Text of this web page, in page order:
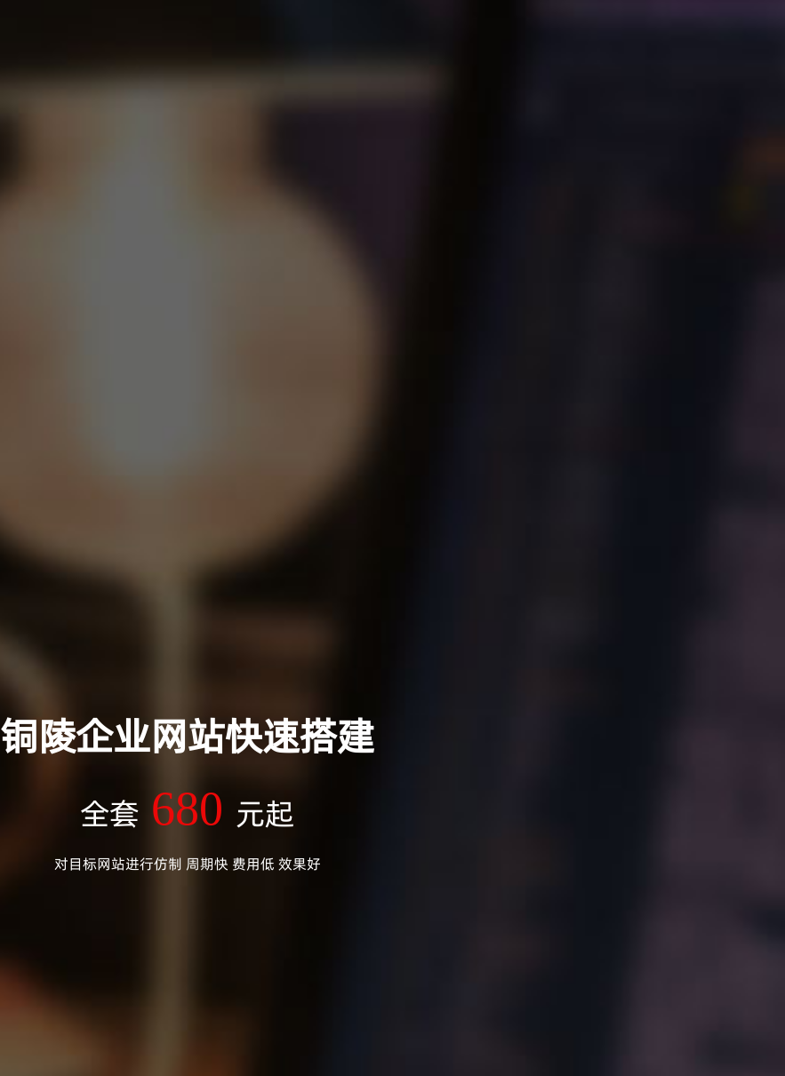
铜陵企业网站快速搭建
全套 680 元起
对目标网站进行仿制 周期快 费用低 效果好